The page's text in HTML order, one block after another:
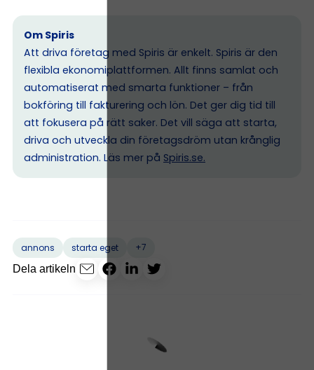
Om Spiris
Att driva företag med Spiris är enkelt. Spiris är den
flexibla ekonomiplattformen. Allt finns samlat och
automatiserat med smarta funktioner – från
bokföring till fakturering och lön. Det ger dig tid till
att fokusera på rätt saker. Det vill säga att starta,
driva och utveckla din företagsdröm utan krånglig
administration. Läs mer på Spiris.se.
annons starta eget
+7
Dela artikeln